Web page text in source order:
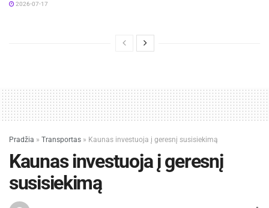
2026-07-17
Pradžia » Transportas » Kaunas investuoja į geresnį susisiekimą
Kaunas investuoja į geresnį
susisiekimą